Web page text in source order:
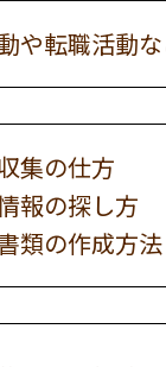
や転職活動
集の仕方
報の探し方
書類の作成方